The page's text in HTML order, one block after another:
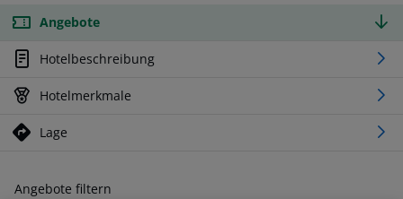
Angebote
Hotelbeschreibung
Hotelmerkmale
Lage
Angebote filtern